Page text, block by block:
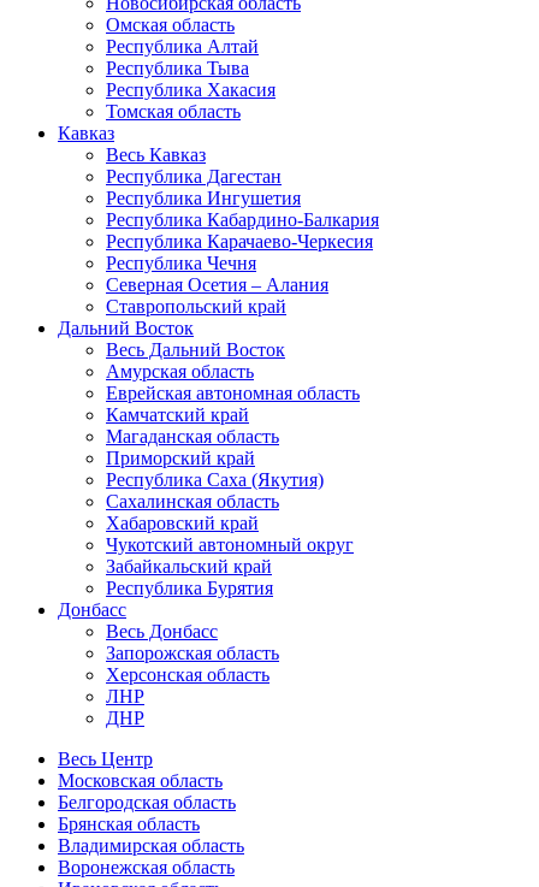
Омская область
Республика Алтай
Республика Тыва
Республика Хакасия
Томская область
Кавказ
Весь Кавказ
Республика Дагестан
Республика Ингушетия
Республика Кабардино-Балкария
Республика Карачаево-Черкесия
Республика Чечня
Северная Осетия – Алания
Ставропольский край
Дальний Восток
Весь Дальний Восток
Амурская область
Еврейская автономная область
Камчатский край
Магаданская область
Приморский край
Республика Саха (Якутия)
Сахалинская область
Хабаровский край
Чукотский автономный округ
Забайкальский край
Республика Бурятия
Донбасс
Весь Донбасс
Запорожская область
Херсонская область
ЛНР
ДНР
Весь Центр
Московская область
Белгородская область
Брянская область
Владимирская область
Воронежская область